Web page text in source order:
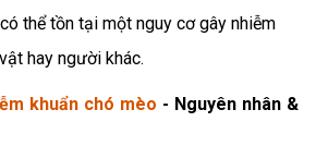
thể tồn tại một nguy cơ gây nhiễm
hay người khác.
khuẩn chó mèo - Nguyên nhân &